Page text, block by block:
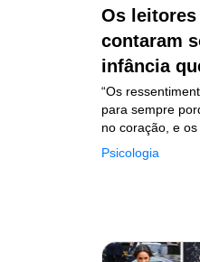
Os
contaram
infância
Psicologia
“Os
para sempre
no coração, e
consegue
não. As
criança